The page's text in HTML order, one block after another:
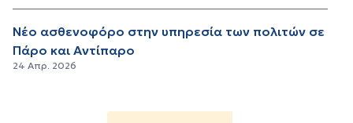
Νέο ασθενοφόρο στην υπηρεσία των πολιτών σε
Πάρο και Αντίπαρο
24 Απρ. 2026